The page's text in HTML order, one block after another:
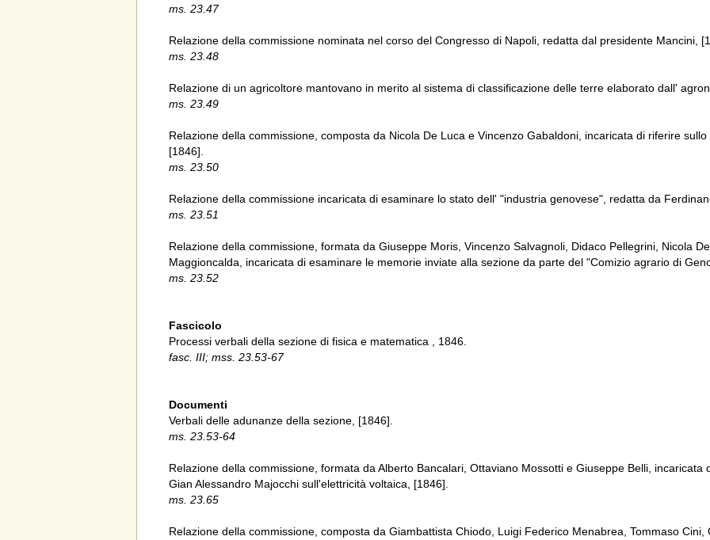
ms. 23.47
Relazione della commissione nominata nel corso del Congresso di Napoli, redatta dal presidente Mancini,
ms. 23.48
Relazione di un agricoltore mantovano in merito al sistema di classificazione delle terre elaborato dall'
ms. 23.49
Relazione della commissione, composta da Nicola De Luca e Vincenzo Gabaldoni, incaricata di riferire
[1846].
ms. 23.50
Relazione della commissione incaricata di esaminare lo stato dell' "industria genovese", redatta da
ms. 23.51
Relazione della commissione, formata da Giuseppe Moris, Vincenzo Salvagnoli, Didaco Pellegrini, Nicola
Maggioncalda, incaricata di esaminare le memorie inviate alla sezione da parte del "Comizio agrario di
ms. 23.52
Fascicolo
Processi verbali della sezione di fisica e matematica , 1846.
fasc. III; mss. 23.53-67
Documenti
Verbali delle adunanze della sezione, [1846].
ms. 23.53-64
Relazione della commissione, formata da Alberto Bancalari, Ottaviano Mossotti e Giuseppe Belli,
Gian Alessandro Majocchi sull'elettricità voltaica, [1846].
ms. 23.65
Relazione della commissione, composta da Giambattista Chiodo, Luigi Federico Menabrea, Tommaso